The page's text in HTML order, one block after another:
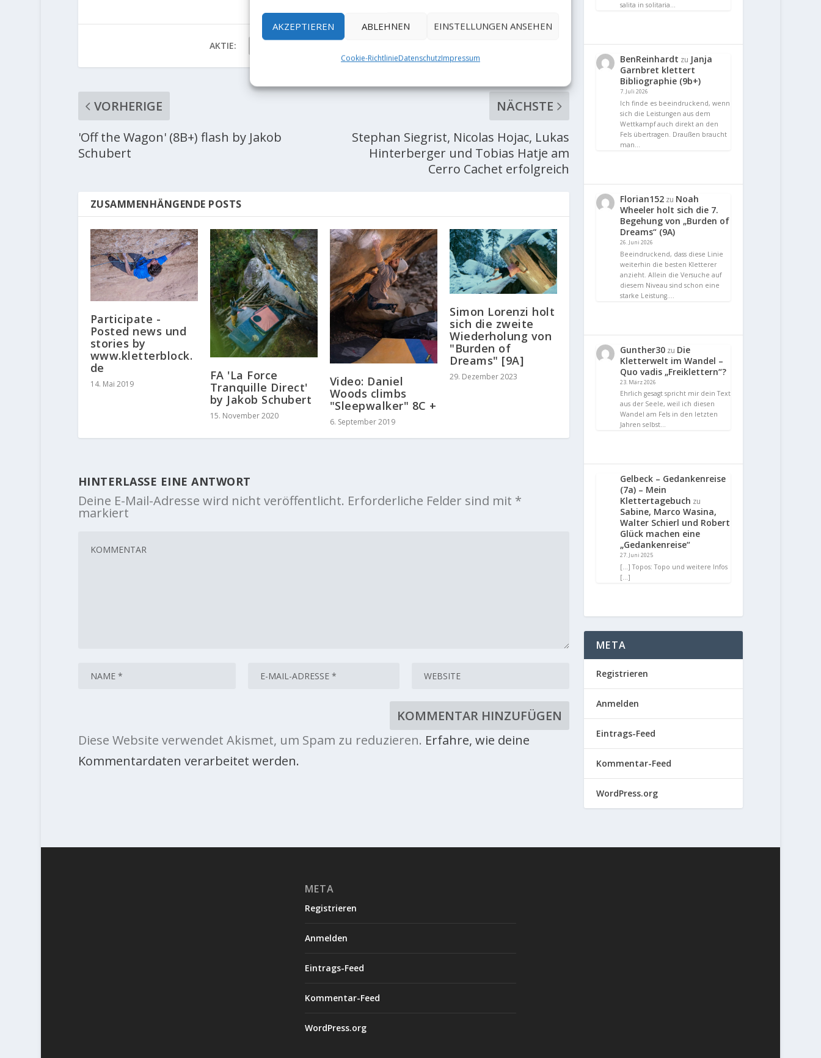
AKZEPTIEREN ABLEHNEN EINSTELLUNGEN ANSEHEN
Cookie-RichtlinieDatenschutzImpressum
AKTIE:
VORHERIGE
'Off the Wagon' (8B+) flash by Jakob
Schubert
NÄCHSTE
Stephan Siegrist, Nicolas Hojac, Lukas
Hinterberger und Tobias Hatje am
Cerro Cachet erfolgreich
ZUSAMMENHÄNGENDE POSTS
Participate -
Posted news und
stories by
www.kletterblock.
de
14. Mai 2019
FA 'La Force
Tranquille Direct'
by Jakob Schubert
15. November 2020
Video: Daniel
Woods climbs
"Sleepwalker" 8C +
6. September 2019
Simon Lorenzi holt
sich die zweite
Wiederholung von
"Burden of
Dreams" [9A]
29. Dezember 2023
HINTERLASSE EINE ANTWORT
Deine E-Mail-Adresse wird nicht veröffentlicht. Erforderliche Felder sind mit *
markiert
Diese Website verwendet Akismet, um Spam zu reduzieren. Erfahre, wie deine
Kommentardaten verarbeitet werden.
salita in solitaria…
BenReinhardt zu Janja
Garnbret klettert
Bibliographie (9b+)
7. Juli 2026
Ich finde es beeindruckend, wenn
sich die Leistungen aus dem
Wettkampf auch direkt an den
Fels übertragen. Draußen braucht
man…
Florian152 zu Noah
Wheeler holt sich die 7.
Begehung von „Burden of
Dreams“ (9A)
26. Juni 2026
Beeindruckend, dass diese Linie
weiterhin die besten Kletterer
anzieht. Allein die Versuche auf
diesem Niveau sind schon eine
starke Leistung.…
Gunther30 zu Die
Kletterwelt im Wandel –
Quo vadis „Freiklettern“?
23. März 2026
Ehrlich gesagt spricht mir dein Text
aus der Seele, weil ich diesen
Wandel am Fels in den letzten
Jahren selbst…
Gelbeck – Gedankenreise
(7a) – Mein
Klettertagebuch zu
Sabine, Marco Wasina,
Walter Schierl und Robert
Glück machen eine
„Gedankenreise“
27. Juni 2025
[…] Topos: Topo und weitere Infos
[…]
META
Registrieren
Anmelden
Eintrags-Feed
Kommentar-Feed
WordPress.org
META
Registrieren
Anmelden
Eintrags-Feed
Kommentar-Feed
WordPress.org